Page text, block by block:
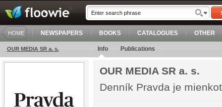
HOME NEWSPAPERS BOOKS CATALOGUES OTHER
OUR MEDIA SR a. s. Info Publications
OUR MEDIA SR a. s.
Denník Pravda je